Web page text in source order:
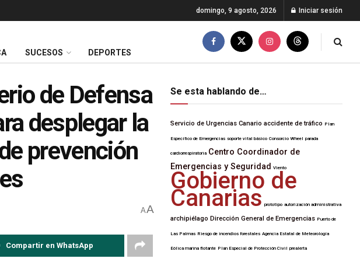
domingo, 9 agosto, 2026 Iniciar sesión
SUCESOS DEPORTES
de Defensa
desplegar la
prevención
AA
Compartir en WhatsApp
Se esta hablando de…
Servicio de Urgencias Canario accidente de tráfico Plan
Específico de Emergencias soporte vital básico Consorcio Wheel parada
cardiorrespiratoria Centro Coordinador de
Emergencias y Seguridad Viento
Gobierno de
Canarias prototipo autorización administrativa
archipiélago Dirección General de Emergencias Puerto de
Las Palmas Riesgo de incendios forestales Agencia Estatal de Meteorología
Eólica marina flotante Plan Especial de Protección Civil prealerta